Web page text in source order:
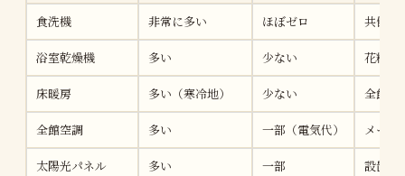
食洗機 非常に多い ほぼゼロ 共働き
浴室乾燥機 多い 少ない 花粉症
床暖房 多い（寒冷地） 少ない 全館空
全館空調 多い 一部（電気代） メーカ
太陽光パネル
多い
一部
設置条